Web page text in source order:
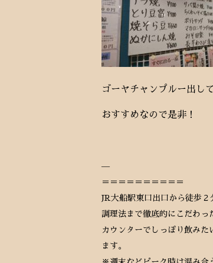
ゴーヤチャンプルー出し
おすすめなので是非！
—
＝＝＝＝＝＝＝＝＝＝
JR大船駅東口出口から徒歩
調理法まで徹底的にこだわっ
カウンターでしっぽり飲み
ます。